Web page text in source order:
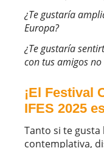
¿Te gustaría
Europa?
¿Te gustaría
con tus amigos no
¡El Festival
IFES 2025
Tanto si te gusta
contemplativa,